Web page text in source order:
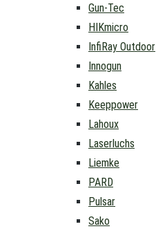
Gun-Tec
HIKmicro
InfiRay Outdoor
Innogun
Kahles
Keeppower
Lahoux
Laserluchs
Liemke
PARD
Pulsar
Sako